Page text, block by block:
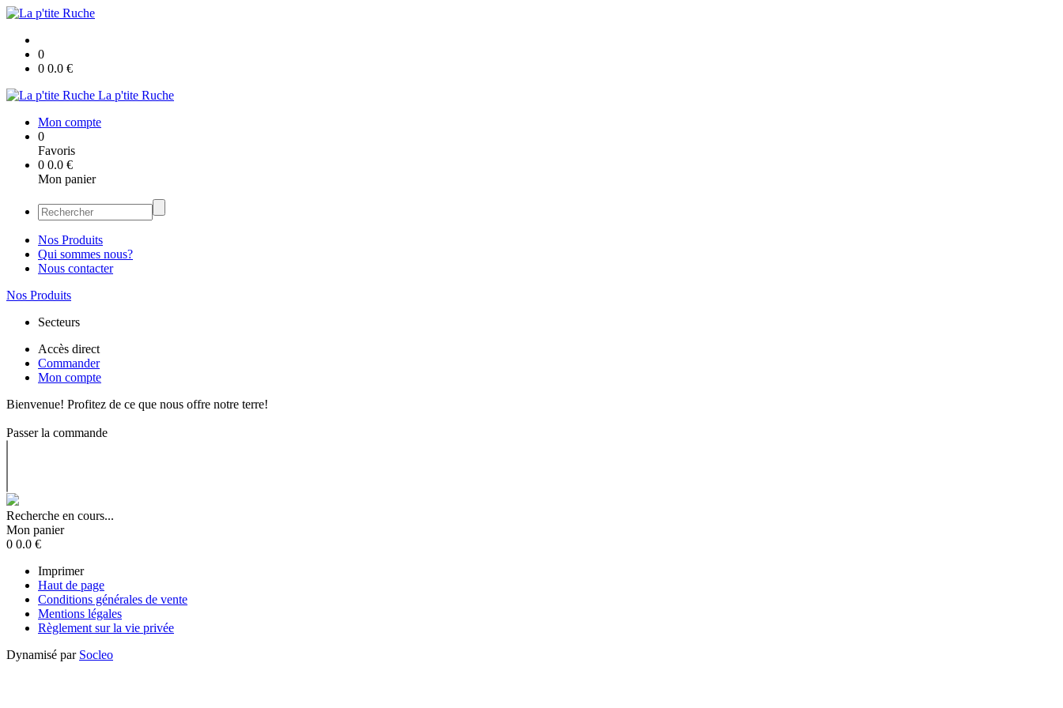
0
0 0.0 €
La p'tite Ruche
Mon compte
0
Favoris
0 0.0 €
Mon panier
Nos Produits
Qui sommes nous?
Nous contacter
Nos Produits
Secteurs
Accès direct
Commander
Mon compte
Bienvenue! Profitez de ce que nous offre notre terre!
Passer la commande
Recherche en cours...
Mon panier
0 0.0 €
Imprimer
Haut de page
Conditions générales de vente
Mentions légales
Règlement sur la vie privée
Dynamisé par Socleo